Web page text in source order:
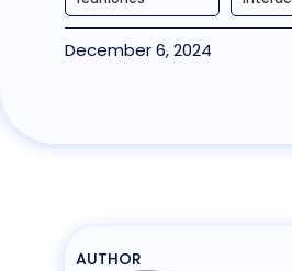
December 6, 2024
AUTHOR